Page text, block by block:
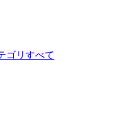
ゴリすべて